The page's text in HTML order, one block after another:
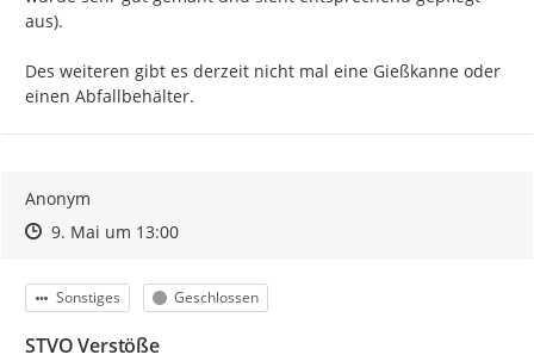
aus).
Des weiteren gibt es derzeit nicht mal eine Gießkanne oder
einen Abfallbehälter.
Anonym
Zeitpunkt des Erstellens
Zeitpunkt des Erstellens
9. Mai um 13:00Zur Äußerung
Kategorie
Sonstiges Status
Geschlossen
STVO Verstöße